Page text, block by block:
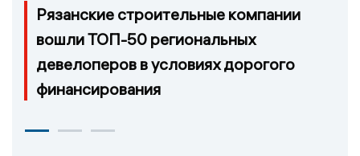
Рязанские строительные компании
вошли ТОП-50 региональных
девелоперов в условиях дорогого
финансирования